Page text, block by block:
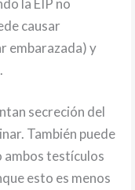
causar
embarazada) y
secreción del
También puede
ambos testículos
esto es menos